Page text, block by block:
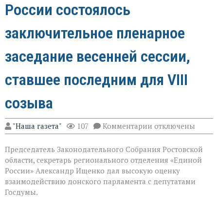
России состоялось
заключительное пленарное
заседание весенней сессии,
ставшее последним для VIII
созыва
"Наша газета" 107 Комментарии к
записи
Государственной
Думе
состоялось
заключительное
отключены
Председатель Законодательного Собрания Ростовской
области, секретарь регионального отделения «Единой
России» Александр Ищенко дал высокую оценку
взаимодействию донского парламента с депутатами
Госдумы.